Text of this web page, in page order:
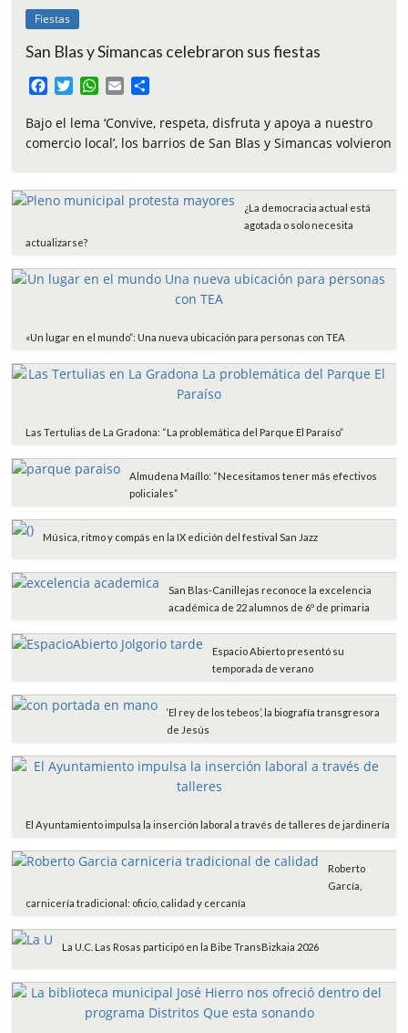
Fiestas
San Blas y Simancas celebraron sus fiestas
c
e
o
i
t
r
W
a
t
p
p
a
i
m
p
t
Bajo el lema ‘Convive, respeta, disfruta y apoya a nuestro
comercio local’, los barrios de San Blas y Simancas volvieron
¿La democracia actual está
agotada o solo necesita
actualizarse?
«Un lugar en el mundo”: Una nueva ubicación para personas con TEA
Las Tertulias de La Gradona: “La problemática del Parque El Paraíso”
Almudena Maíllo: “Necesitamos tener más efectivos
policiales”
Música, ritmo y compás en la IX edición del festival San Jazz
San Blas-Canillejas reconoce la excelencia
académica de 22 alumnos de 6º de primaria
Espacio Abierto presentó su
temporada de verano
‘El rey de los tebeos’, la biografía transgresora
de Jesús
El Ayuntamiento impulsa la inserción laboral a través de talleres de jardinería
Roberto
García,
carnicería tradicional: oficio, calidad y cercanía
La U.C. Las Rosas participó en la Bibe TransBizkaia 2026